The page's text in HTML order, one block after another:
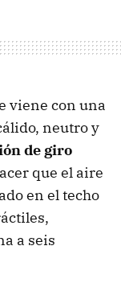
viene con una
neutro y
de giro
que el aire
en el techo
a seis